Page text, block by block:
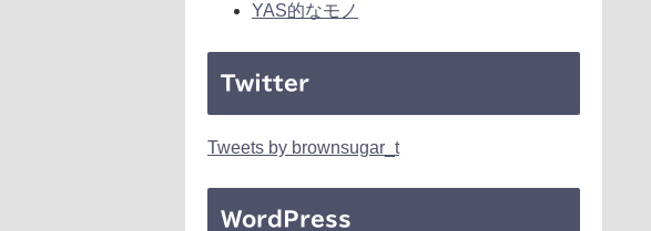
YAS的なモノ
Twitter
Tweets by brownsugar_t
WordPress